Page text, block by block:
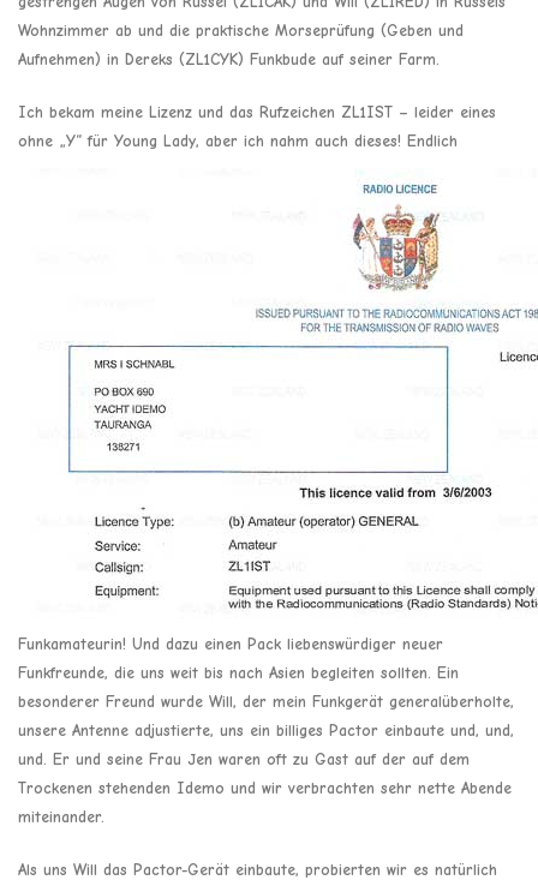
Wohnzimmer ab und die praktische Morseprüfung (Geben und
Aufnehmen) in Dereks (ZL1CYK) Funkbude auf seiner Farm.
Ich bekam meine Lizenz und das Rufzeichen ZL1IST – leider eines
ohne „Y“ für Young Lady, aber ich nahm auch dieses! Endlich
Funkamateurin! Und dazu einen Pack liebenswürdiger neuer
Funkfreunde, die uns weit bis nach Asien begleiten sollten. Ein
besonderer Freund wurde Will, der mein Funkgerät generalüberholte,
unsere Antenne adjustierte, uns ein billiges Pactor einbaute und, und,
und. Er und seine Frau Jen waren oft zu Gast auf der auf dem
Trockenen stehenden Idemo und wir verbrachten sehr nette Abende
miteinander.
Als uns Will das Pactor-Gerät einbaute, probierten wir es natürlich